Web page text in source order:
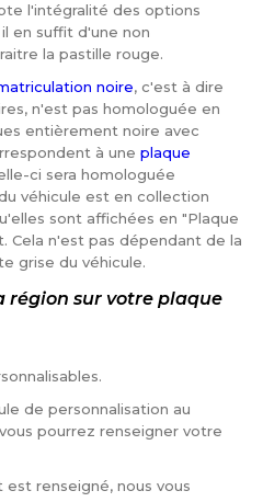
l'intégralité des options
en suffit d'une non
la pastille rouge.
noire, c'est à dire
n'est pas homologuée en
entièrement noire avec
à une plaque
ci sera homologuée
véhicule est en collection
sont affichées en "Plaque
Cela n'est pas dépendant de la
grise du véhicule.
région sur votre plaque
de personnalisation au
pourrez renseigner votre
renseigné, nous vous